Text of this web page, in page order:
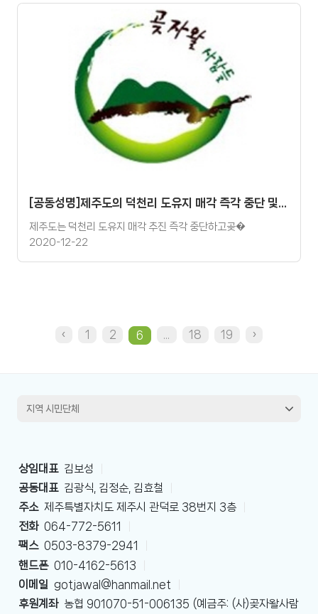
[공동성명]제주도의 덕천리 도유지 매각 즉각 중단 및 곶자왈 보전요구 공동성명
제주도는 덕천리 도유지 매각 추진 즉각 중단하고곶�
2020-12-22
‹ 1 2 6 18 19 ›
상임대표 김보성
공동대표 김광식, 김정순, 김효철
주소 제주특별자치도 제주시 관덕로 38번지 3층
전화 064-772-5611
팩스 0503-8379-2941
핸드폰 010-4162-5613
이메일 gotjawal@hanmail.net
후원계좌 농협 901070-51-006135 (예금주: (사)곶자왈사람